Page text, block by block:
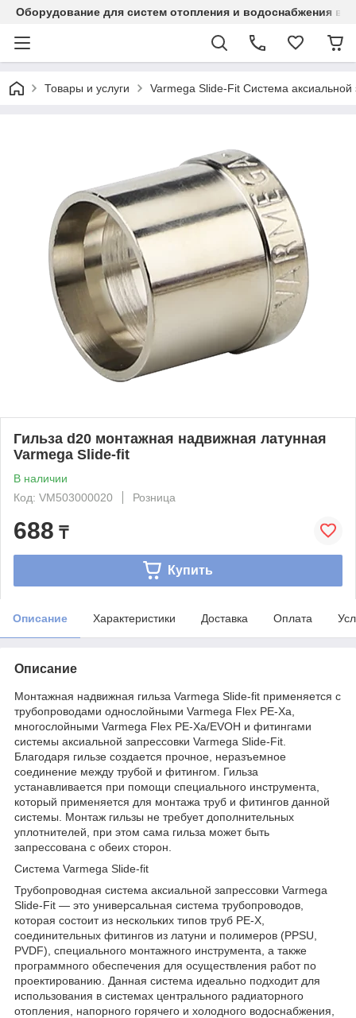
Оборудование для систем отопления и водоснабжения в
Товары и услуги Varmega Slide-Fit Система аксиальной
Гильза d20 монтажная надвижная латунная
Varmega Slide-fit
В наличии
Код: VM503000020
Розница
688 ₸
Купить
Описание Характеристики Доставка Оплата
Описание
Монтажная надвижная гильза Varmega Slide-fit применяется с
трубопроводами однослойными Varmega Flex PE-Xa,
многослойными Varmega Flex PE-Xa/EVOH и фитингами
системы аксиальной запрессовки Varmega Slide-Fit.
Благодаря гильзе создается прочное, неразъемное
соединение между трубой и фитингом. Гильза
устанавливается при помощи специального инструмента,
который применяется для монтажа труб и фитингов данной
системы. Монтаж гильзы не требует дополнительных
уплотнителей, при этом сама гильза может быть
запрессована с обеих сторон.
Система Varmega Slide-fit
Трубопроводная система аксиальной запрессовки Varmega
Slide-Fit — это универсальная система трубопроводов,
которая состоит из нескольких типов труб PE-X,
соединительных фитингов из латуни и полимеров (PPSU,
PVDF), специального монтажного инструмента, а также
программного обеспечения для осуществления работ по
проектированию. Данная система идеально подходит для
использования в системах центрального радиаторного
отопления, напорного горячего и холодного водоснабжения,